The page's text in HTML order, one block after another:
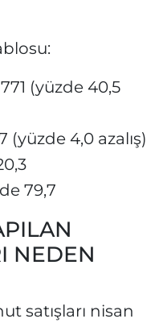
(yüzde 40,5
(yüzde 4,0 azalış)
79,7
NEDEN
satışları nisan